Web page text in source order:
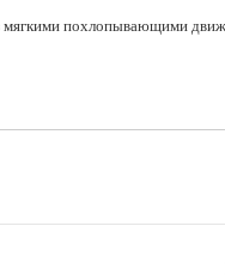
мягкими похлопывающими